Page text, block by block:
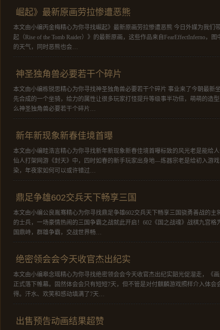
崛起》最新原画劳拉惨遭恶熊
本文由小编丙金梅精心为你寻找崛起》最新原画劳拉惨遭恶熊 今日外媒为我们
起（Rise of the Tomb Raider）》的最新原画，这些作品来自FearEffectInferno，
的天气，同时恶熊也会…
神圣独角兽必要若干个碎片
本文由小编栋锐思精心为你寻找神圣独角兽必要若干个碎片 事业来了今朝最新
先合成的一个坐骑，给力的属性让很多玩家打怪提升等级事半功倍，萌萌的造
么神圣独角兽必要若干个碎片…
新年新现象新春佳境首曝
本文由小编眭浩言精心为你寻找新年新现象新春佳境首曝标致的风光老是能给
仙人打架网游《封天》中，四时如春的新手玩家出身地—炼器宗老是给初入游
染，年夜家如何可以或许错过…
鼎足争雄602交兵天下畅享三国
本文由小编公良胤骞精心为你寻找鼎足争雄602交兵天下畅享三国骁勇善战的主
的士兵，一场豪情热闹的三国争霸之战就此开启！602《国之战魂》战棋九宫
国鼎峙，群雄争霸，交战世界畅…
绝密领会会今天收官杰出纪实
本文由小编皋念瑶精心为你寻找绝密领会会今天收官杰出纪实韶光促溜走，《
正式落下帷幕。固然体会会只有短短7天，但不管是对付麒麟游戏照样介入体会
得。汗水、欢笑和感动填满了7天…
出售预告动画结果超赞